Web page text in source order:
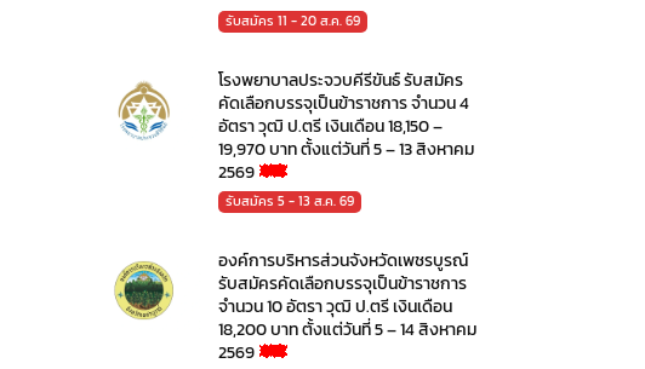
รับสมัคร 11 - 20 ส.ค. 69
โรงพยาบาลประจวบคีรีขันธ์ รับสมัคร
คัดเลือกบรรจุเป็นข้าราชการ จำนวน 4
อัตรา วุฒิ ป.ตรี เงินเดือน 18,150 –
19,970 บาท ตั้งแต่วันที่ 5 – 13 สิงหาคม
2569
รับสมัคร 5 - 13 ส.ค. 69
องค์การบริหารส่วนจังหวัดเพชรบูรณ์
รับสมัครคัดเลือกบรรจุเป็นข้าราชการ
จำนวน 10 อัตรา วุฒิ ป.ตรี เงินเดือน
18,200 บาท ตั้งแต่วันที่ 5 – 14 สิงหาคม
2569